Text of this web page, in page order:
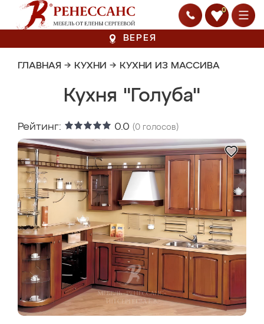
0
ВЕРЕЯ
ГЛАВНАЯ → КУХНИ → КУХНИ ИЗ МАССИВА
Кухня "Голуба"
Рейтинг: 0.0 (0 голосов)